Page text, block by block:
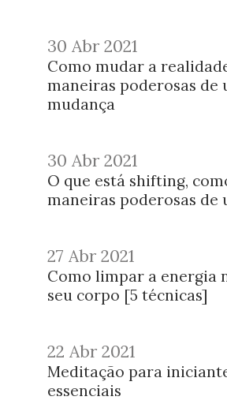
30 Abr 2021
Como mudar a
maneiras poderosas de
mudança
30 Abr 2021
O que está shifting,
maneiras poderosas de
27 Abr 2021
Como limpar a energia
seu corpo [5 técnicas]
22 Abr 2021
Meditação para
essenciais